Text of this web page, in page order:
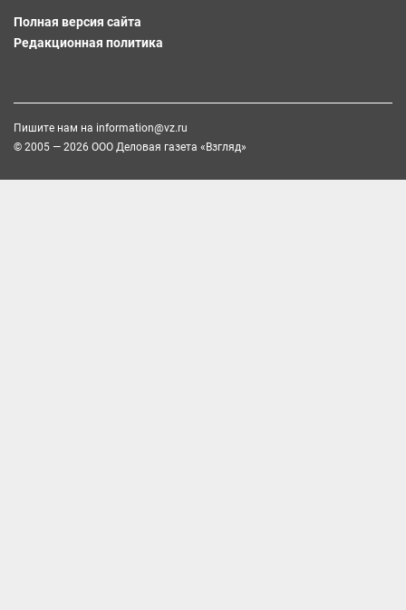
Полная версия сайта
Редакционная политика
Пишите нам на information@vz.ru
© 2005 — 2026 ООО Деловая газета «Взгляд»